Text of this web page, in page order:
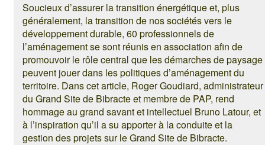
Soucieux d’assurer la transition énergétique et, plus
généralement, la transition de nos sociétés vers le
développement durable, 60 professionnels de
l’aménagement se sont réunis en association afin de
promouvoir le rôle central que les démarches de paysage
peuvent jouer dans les politiques d’aménagement du
territoire. Dans cet article, Roger Goudiard, administrateur
du Grand Site de Bibracte et membre de PAP, rend
hommage au grand savant et intellectuel Bruno Latour, et
à l’inspiration qu’il a su apporter à la conduite et la
gestion des projets sur le Grand Site de Bibracte.